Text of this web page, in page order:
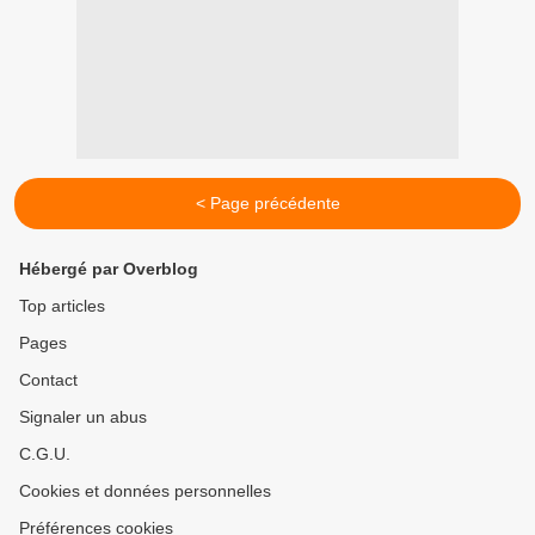
< Page précédente
Hébergé par Overblog
Top articles
Pages
Contact
Signaler un abus
C.G.U.
Cookies et données personnelles
Préférences cookies